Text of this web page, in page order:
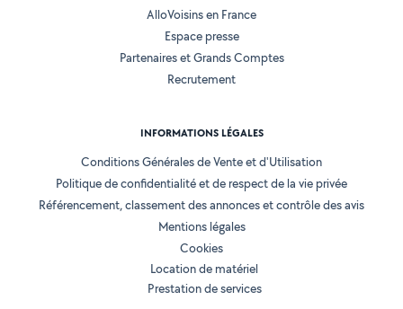
AlloVoisins en France
Espace presse
Partenaires et Grands Comptes
Recrutement
INFORMATIONS LÉGALES
Conditions Générales de Vente et d'Utilisation
Politique de confidentialité et de respect de la vie privée
Référencement, classement des annonces et contrôle des avis
Mentions légales
Cookies
Location de matériel
Prestation de services